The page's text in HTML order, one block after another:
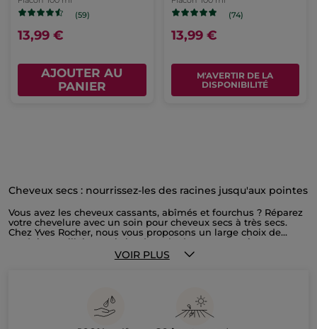
(59)
13,99 €
AJOUTER AU
PANIER
(74)
13,99 €
M'AVERTIR DE LA
DISPONIBILITÉ
Cheveux secs : nourrissez-les des racines jusqu'aux pointes
Vous avez les cheveux cassants, abîmés et fourchus ? Réparez
votre chevelure avec un soin pour cheveux secs à très secs.
Chez Yves Rocher, nous vous proposons un large choix de
produits capillaires qui viendront hydrater et nourrir vos
cheveux afin de leur redonner toute leur souplesse. Du
shampoing cheveux secs aux crèmes de jour et de nuit, en
routine avec un bain d'huile de fleurs ou un masque à laisser
poser sur vos cheveux pour les nourrir en profondeur et les
protéger contre les futures agressions. Nous avons également
VOIR PLUS